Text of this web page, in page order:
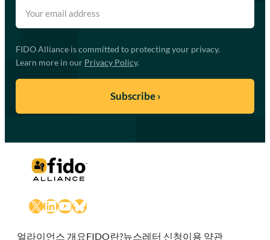
FIDO Alliance is committed to protecting your privacy.
Learn more in our Privacy Policy.
X LinkedIn
YouTube
Bluesky
얼라이언스 개요FIDO란?뉴스레터 신청이용 약관